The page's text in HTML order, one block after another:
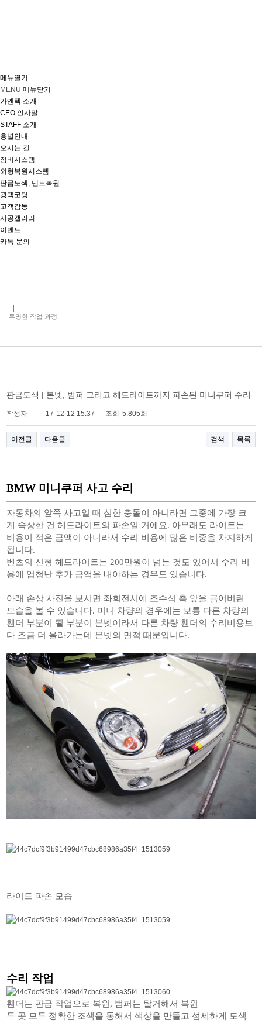
메뉴열기
MENU 메뉴닫기
카앤텍 소개
CEO 인사말
STAFF 소개
층별안내
오시는 길
정비시스템
외형복원시스템
판금도색, 덴트복원
광택코팅
고객감동
시공갤러리
이벤트
카톡 문의
투명한 작업 과정
판금도색 | 본넷, 범퍼 그리고 헤드라이트까지 파손된 미니쿠퍼 수리
작성자 17-12-12 15:37 조회 5,805회
이전글 다음글 검색 목록
BMW 미니쿠퍼 사고 수리
자동차의 앞쪽 사고일 때 심한 충돌이 아니라면 그중에 가장 크
게 속상한 건 헤드라이트의 파손일 거에요. 아무래도 라이트는
비용이 적은 금액이 아니라서 수리 비용에 많은 비중을 차지하게
됩니다.
벤츠의 신형 헤드라이트는 200만원이 넘는 것도 있어서 수리 비
용에 엄청난 추가 금액을 내야하는 경우도 있습니다.
아래 손상 사진을 보시면 좌회전시에 조수석 측 앞을 긁어버린
모습을 볼 수 있습니다. 미니 차량의 경우에는 보통 다른 차량의
휀더 부분이 될 부분이 본넷이라서 다른 차량 휀더의 수리비용보
다 조금 더 올라가는데 본넷의 면적 때문입니다.
라이트 파손 모습
수리 작업
휀더는 판금 작업으로 복원, 범퍼는 탈거해서 복원
두 곳 모두 정확한 조색을 통해서 색상을 만들고 섬세하게 도색